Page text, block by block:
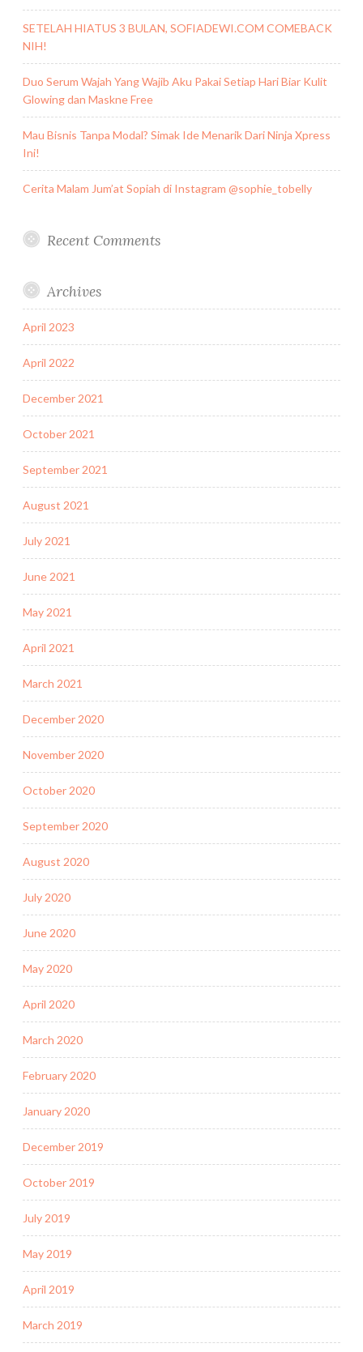
SETELAH HIATUS 3 BULAN, SOFIADEWI.COM COMEBACK
NIH!
Duo Serum Wajah Yang Wajib Aku Pakai Setiap Hari Biar Kulit
Glowing dan Maskne Free
Mau Bisnis Tanpa Modal? Simak Ide Menarik Dari Ninja Xpress
Ini!
Cerita Malam Jum’at Sopiah di Instagram @sophie_tobelly
Recent Comments
Archives
April 2023
April 2022
December 2021
October 2021
September 2021
August 2021
July 2021
June 2021
May 2021
April 2021
March 2021
December 2020
November 2020
October 2020
September 2020
August 2020
July 2020
June 2020
May 2020
April 2020
March 2020
February 2020
January 2020
December 2019
October 2019
July 2019
May 2019
April 2019
March 2019